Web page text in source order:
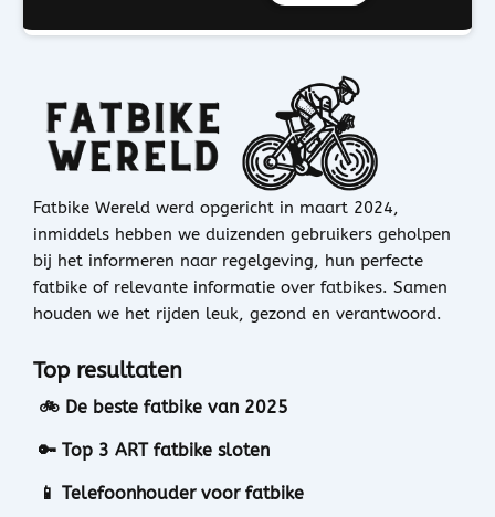
Fatbike Wereld werd opgericht in maart 2024,
inmiddels hebben we duizenden gebruikers geholpen
bij het informeren naar regelgeving, hun perfecte
fatbike of relevante informatie over fatbikes. Samen
houden we het rijden leuk, gezond en verantwoord.
Top resultaten
🚲 De beste fatbike van 2025
🔑 Top 3 ART fatbike sloten
📱 Telefoonhouder voor fatbike